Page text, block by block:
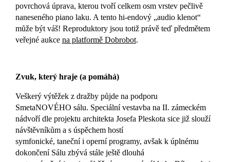
povrchová úprava, kterou tvoří celkem osm vrstev pečlivě
naneseného piano laku. A tento hi-endový „audio klenot“
může být váš! Reproduktory jsou totiž právě teď předmětem
veřejné aukce na platformě Dobrobot.
Zvuk, který hraje (a pomáhá)
Veškerý výtěžek z dražby půjde na podporu
SmetaNOVÉHO sálu. Speciální vestavba na II. zámeckém
nádvoří dle projektu architekta Josefa Pleskota sice již slouží
návštěvníkům a s úspěchem hostí
symfonické, taneční i operní programy, avšak k úplnému
dokončení Sálu zbývá stále ještě dlouhá